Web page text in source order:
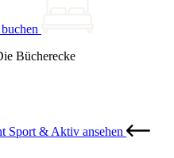
Sport & Aktiv ansehen